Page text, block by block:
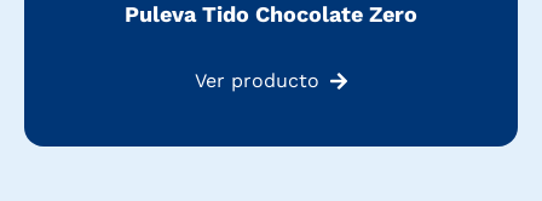
Puleva Tido Chocolate Zero
Ver producto